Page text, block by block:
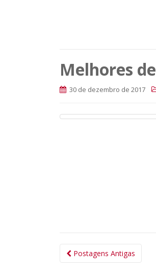
Melhores
30 de dezembro de 2017
Navegação
Postagens Antigas